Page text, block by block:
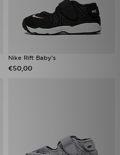
Nike Rift Baby's
€50,00